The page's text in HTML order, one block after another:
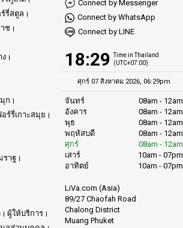
ร์รี่สตูล
ช
ง
มุก
อร์รี่เกาะสมุย
ราฐ
ผู้ให้บริการ
Connect by Messenger
Connect by WhatsApp
Connect by LINE
18:29 Time in Thailand
(UTC+07:00)
ศุกร์ 07 สิงหาคม 2026, 06:29pm
จันทร์
08am - 12am
อังคาร
08am - 12am
พุธ
08am - 12am
พฤหัสบดี
08am - 12am
ศุกร์
08am - 12am
เสาร์
10am - 07pm
อาทิตย์
10am - 07pm
LiVa.com (Asia)
89/27 Chaofah Road
Chalong District
Muang Phuket